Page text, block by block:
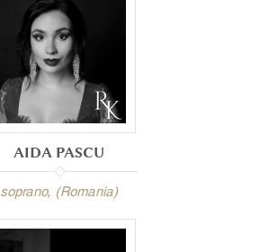
AIDA PASCU
soprano, (Romania)